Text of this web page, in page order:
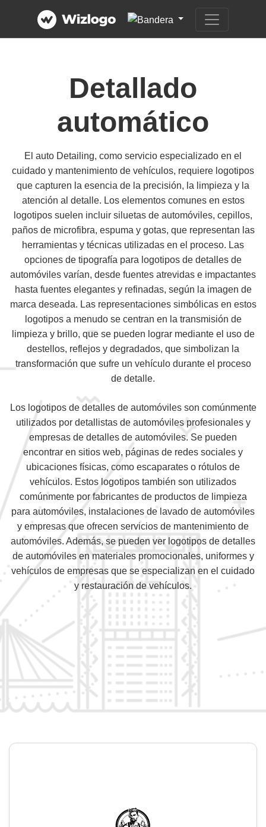
Detallado
automático
El auto Detailing, como servicio especializado en el
cuidado y mantenimiento de vehículos, requiere logotipos
que capturen la esencia de la precisión, la limpieza y la
atención al detalle. Los elementos comunes en estos
logotipos suelen incluir siluetas de automóviles, cepillos,
paños de microfibra, espuma y gotas, que representan las
herramientas y técnicas utilizadas en el proceso. Las
opciones de tipografía para logotipos de detalles de
automóviles varían, desde fuentes atrevidas e impactantes
hasta fuentes elegantes y refinadas, según la imagen de
marca deseada. Las representaciones simbólicas en estos
logotipos a menudo se centran en la transmisión de
limpieza y brillo, que se pueden lograr mediante el uso de
destellos, reflejos y degradados, que simbolizan la
transformación que sufre un vehículo durante el proceso
de detalle.
Los logotipos de detalles de automóviles son comúnmente
utilizados por detallistas de automóviles profesionales y
empresas de detalles de automóviles. Se pueden
encontrar en sitios web, páginas de redes sociales y
ubicaciones físicas, como escaparates o rótulos de
vehículos. Estos logotipos también son utilizados
comúnmente por fabricantes de productos de limpieza
para automóviles, instalaciones de lavado de automóviles
y empresas que ofrecen servicios de mantenimiento de
automóviles. Además, se pueden ver logotipos de detalles
de automóviles en materiales promocionales, uniformes y
vehículos de empresas que se especializan en el cuidado
y restauración de vehículos.